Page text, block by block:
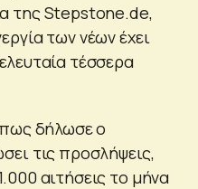
της Stepstone.de,
των νέων έχει
τέσσερα
δήλωσε ο
τις προσλήψεις,
αιτήσεις το μήνα